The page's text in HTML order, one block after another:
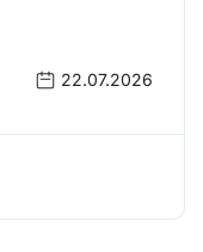
22.07.2026